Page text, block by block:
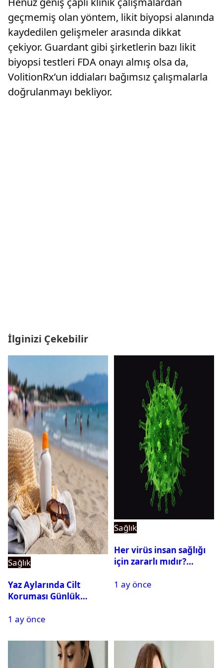
geçmemiş olan yöntem, likit biyopsi alanında
kaydedilen gelişmeler arasında dikkat
çekiyor. Guardant gibi şirketlerin bazı likit
biyopsi testleri FDA onayı almış olsa da,
VolitionRx’un iddiaları bağımsız çalışmalarla
doğrulanmayı bekliyor.
İlginizi Çekebilir
Sağlık
Yaz Aylarında Cilt
Koruması Günlük
Haline Geliyor
1 ay önce
Sağlık
Her virüs insan sağlığı
için zararlı mıdır?
nelerdir? Virüs çeşitleri
1 ay önce